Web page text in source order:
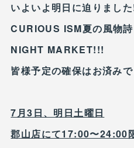
いよいよ明日に迫りまし
CURIOUS ISM夏の風物詩
NIGHT MARKET!!!
皆様予定の確保はお済み
7月3日、明日土曜日
郡山店にて17:00〜24:00